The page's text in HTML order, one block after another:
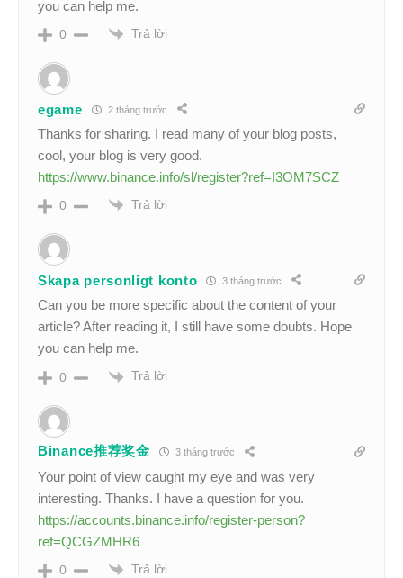
you can help me.
0 Trả lời
egame 2 tháng trước
Thanks for sharing. I read many of your blog posts,
cool, your blog is very good.
https://www.binance.info/sl/register?ref=I3OM7SCZ
0 Trả lời
Skapa personligt konto 3 tháng trước
Can you be more specific about the content of your
article? After reading it, I still have some doubts. Hope
you can help me.
0 Trả lời
Binance推荐奖金 3 tháng trước
Your point of view caught my eye and was very
interesting. Thanks. I have a question for you.
https://accounts.binance.info/register-person?
ref=QCGZMHR6
0 Trả lời